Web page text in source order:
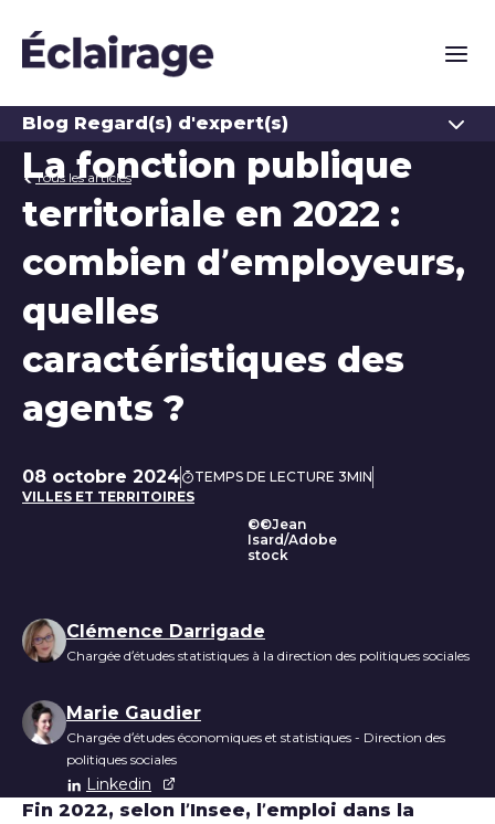
Blog Regard(s) d'expert(s)
Tous les articles
La fonction publique
territoriale en 2022 :
combien d’employeurs,
quelles
caractéristiques des
agents ?
Date de publication
08 octobre 2024
TEMPS DE LECTURE 3MIN
VILLES ET TERRITOIRES
©©Jean
Isard/Adobe
stock
Liste des auteurs
Clémence Darrigade
Chargée d’études statistiques à la direction des politiques sociales
Marie Gaudier
Chargée d’études économiques et statistiques - Direction des
politiques sociales
Linkedin
Fin 2022, selon l’Insee, l’emploi dans la